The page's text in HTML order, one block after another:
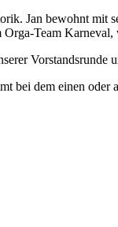
Jan bewohnt mit
Team
Vorstandsrunde
bei dem einen